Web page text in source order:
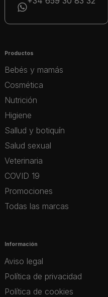
Productos
Bebés y mamás
Cosmética
Nutrición
Higiene
Sallud y botiquín
Salud sexual
Veterinaria
COVID 19
Promociones
Todas las marcas
Información
Aviso legal
Política de privacidad
Política de cookies